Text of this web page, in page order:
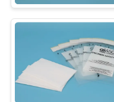
FABRIKA
TURU
KALITE
KONTROL